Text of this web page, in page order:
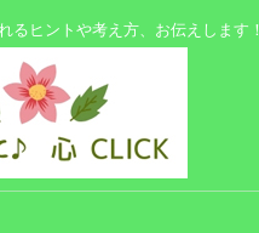
るヒントや考え方、お伝えします！